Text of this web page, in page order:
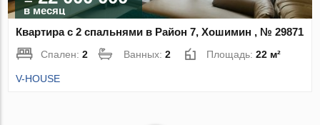
в месяц
Квартира с 2 спальнями в Район 7, Хошимин , № 29871
Спален:2 Ванных:2 Площадь:22 м²
V-HOUSE